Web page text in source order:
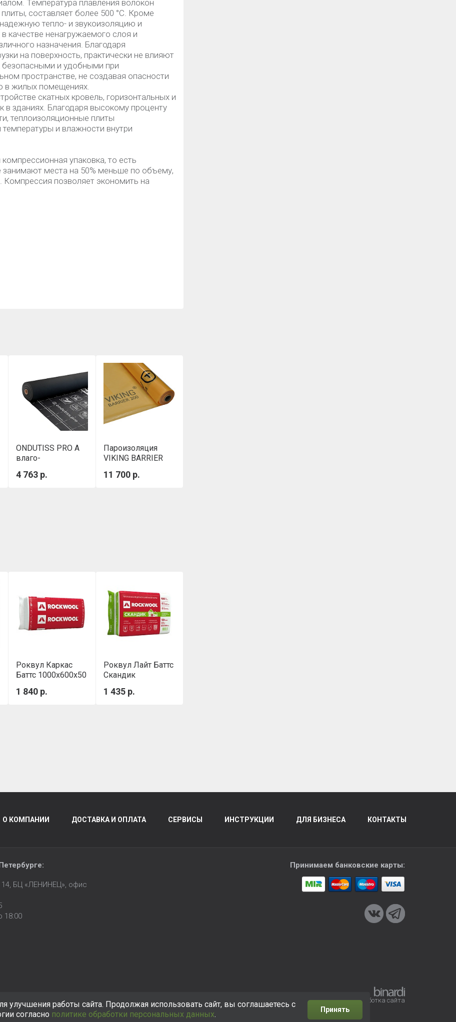
Температура плавления волокон
составляет более 500 °C. Кроме
тепло- и звукоизоляцию и
качестве ненагружаемого слоя и
назначения. Благодаря
на поверхность, практически не влияют
безопасными и удобными при
пространстве, не создавая опасности
в жилых помещениях.
скатных кровель, горизонтальных и
в зданиях. Благодаря высокому проценту
теплоизоляционные плиты
и влажности внутри
упаковка, то есть
занимают места на 50% меньше по объему,
позволяет экономить на
ONDUTISS PRO A
влаго-
4 763 р.
Пароизоляция
VIKING BARRIER
(150м2)
11 700 р.
Роквул Каркас
Баттс 1000х600х50
1 840 р.
Роквул Лайт Баттс
Скандик
0,288м3/уп
1 435 р.
О КОМПАНИИ ДОСТАВКА И ОПЛАТА СЕРВИСЫ ИНСТРУКЦИИ ДЛЯ БИЗНЕСА КОНТАКТЫ
:
БЦ «ЛЕНИНЕЦ», офис
18:00
Принимаем банковские карты:
Разработка сайта
работы сайта. Продолжая использовать сайт, вы соглашаетесь с
согласно политике обработки персональных данных.
Принять